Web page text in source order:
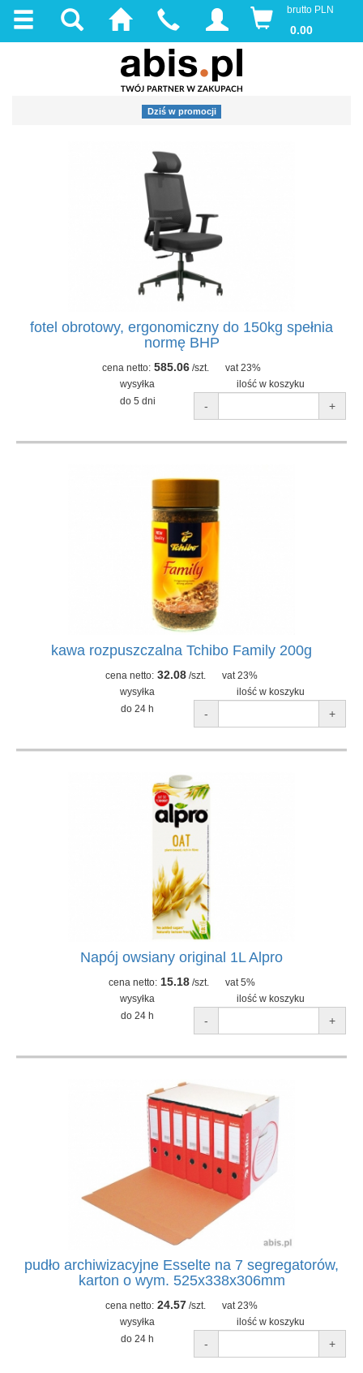
brutto PLN
0.00
Dziś w promocji
fotel obrotowy, ergonomiczny do 150kg spełnia
normę BHP
cena netto: 585.06 /szt.
vat 23%
wysyłka
ilość w koszyku
do 5 dni
- +
kawa rozpuszczalna Tchibo Family 200g
cena netto: 32.08 /szt.
vat 23%
wysyłka
ilość w koszyku
do 24 h
- +
Napój owsiany original 1L Alpro
cena netto: 15.18/szt.
vat 5%
wysyłka
ilość w koszyku
do 24 h
- +
pudło archiwizacyjne Esselte na 7 segregatorów,
karton o wym. 525x338x306mm
cena netto: 24.57 /szt.
vat 23%
wysyłka
ilość w koszyku
do 24 h
- +